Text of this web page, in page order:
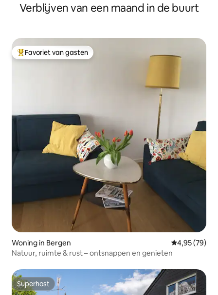
Verblijven van een maand in de buurt
Topfavoriet van gasten
Favoriet van gasten
Woning in Bergen Gemiddelde
4,95 (79)
Natuur, ruimte & rust – ontsnappen en genieten
Superhost
Superhost